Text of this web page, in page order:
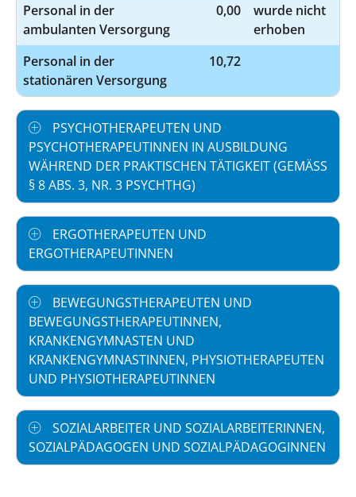
Personal in der
ambulanten Versorgung
0,00
wurde nicht
erhoben
Personal in der
stationären Versorgung
10,72
PSYCHOTHERAPEUTEN UND
PSYCHOTHERAPEUTINNEN IN AUSBILDUNG
WÄHREND DER PRAKTISCHEN TÄTIGKEIT (GEMÄSS §
8 ABS. 3, NR. 3 PSYCHTHG)
ERGOTHERAPEUTEN UND
ERGOTHERAPEUTINNEN
BEWEGUNGSTHERAPEUTEN UND
BEWEGUNGSTHERAPEUTINNEN,
KRANKENGYMNASTEN UND
KRANKENGYMNASTINNEN, PHYSIOTHERAPEUTEN
UND PHYSIOTHERAPEUTINNEN
SOZIALARBEITER UND SOZIALARBEITERINNEN,
SOZIALPÄDAGOGEN UND SOZIALPÄDAGOGINNEN